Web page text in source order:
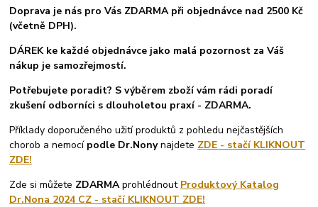
Doprava je nás pro Vás ZDARMA při objednávce nad 2500 Kč
(včetně DPH).
DÁREK ke každé objednávce jako malá pozornost za Váš
nákup je samozřejmostí.
Potřebujete poradit? S výběrem zboží vám rádi poradí
zkušení odborníci s dlouholetou praxí - ZDARMA.
Příklady doporučeného užití produktů z pohledu nejčastějších
chorob a nemocí podle Dr.Nonynajdete ZDE - stačí KLIKNOUT
ZDE!
Zde si můžete ZDARMAprohlédnout Produktový Katalog
Dr.Nona 2024 CZ - stačí KLIKNOUT ZDE!